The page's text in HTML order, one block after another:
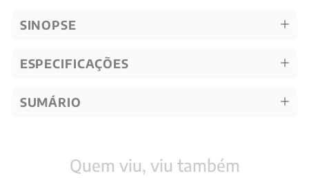
SINOPSE
ESPECIFICAÇÕES
SUMÁRIO
Quem viu, viu também